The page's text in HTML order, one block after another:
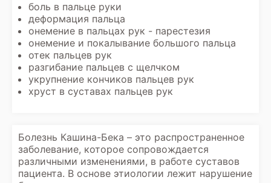
боль в пальце руки
деформация пальца
онемение в пальцах рук - парестезия
онемение и покалывание большого пальца
отек пальцев рук
разгибание пальцев с щелчком
укрупнение кончиков пальцев рук
хруст в суставах пальцев рук
Болезнь Кашина-Бека – это распространенное
заболевание, которое сопровождается
различными изменениями, в работе суставов
пациента. В основе этиологии лежит нарушение